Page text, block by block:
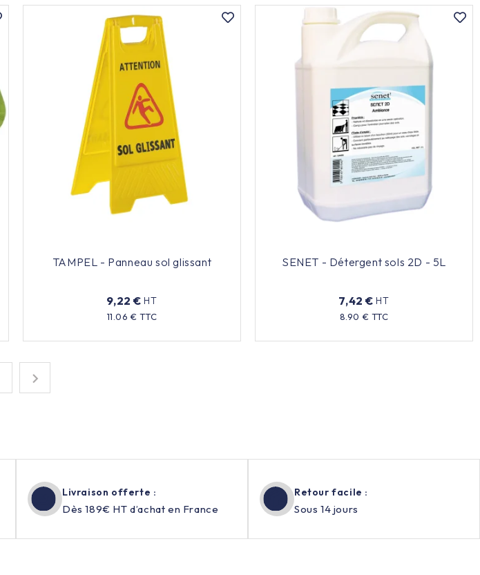
TAMPEL - Panneau sol glissant
9,22 € HT
11.06 € TTC
Prix
SENET - Détergent sols 2D - 5L
7,42 € HT
8.90 € TTC
Prix

Livraison offerte :
Dès 189€ HT d’achat en France
Retour facile :
Sous 14 jours